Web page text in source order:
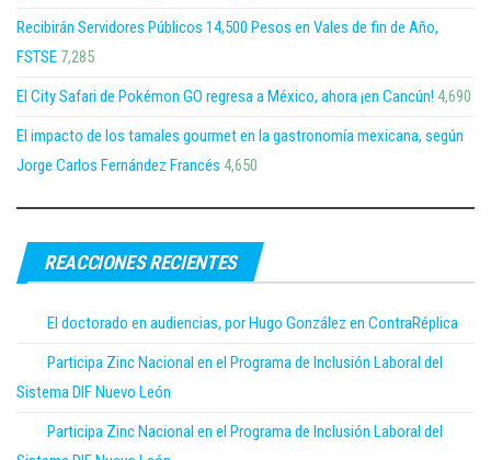
Recibirán Servidores Públicos 14,500 Pesos en Vales de fin de Año,
FSTSE 7,285
El City Safari de Pokémon GO regresa a México, ahora ¡en Cancún! 4,690
El impacto de los tamales gourmet en la gastronomía mexicana, según
Jorge Carlos Fernández Francés 4,650
REACCIONES RECIENTES
El doctorado en audiencias, por Hugo González en ContraRéplica
Participa Zinc Nacional en el Programa de Inclusión Laboral del
Sistema DIF Nuevo León
Participa Zinc Nacional en el Programa de Inclusión Laboral del